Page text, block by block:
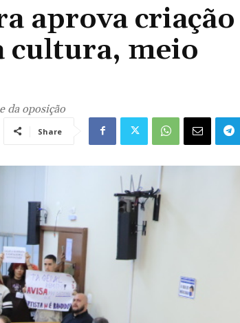
aprova criação
cultura, meio
da oposição
Share